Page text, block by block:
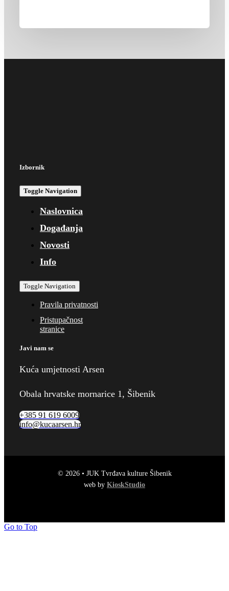
Izbornik
Toggle Navigation
Naslovnica
Događanja
Novosti
Info
Toggle Navigation
Pravila privatnosti
Pristupačnost
stranice
Javi nam se
Kuća umjetnosti Arsen
Obala hrvatske mornarice 1, Šibenik
+385 91 619 6009
info@kucaarsen.hr
© 2026 • JUK Tvrđava kulture Šibenik
web by KioskStudio
Go to Top